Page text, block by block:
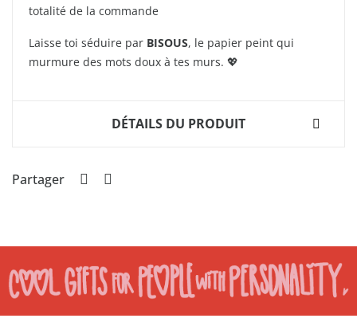
totalité de la commande
Laisse toi séduire par BISOUS, le papier peint qui
murmure des mots doux à tes murs. 💖
DÉTAILS DU PRODUIT
Partager